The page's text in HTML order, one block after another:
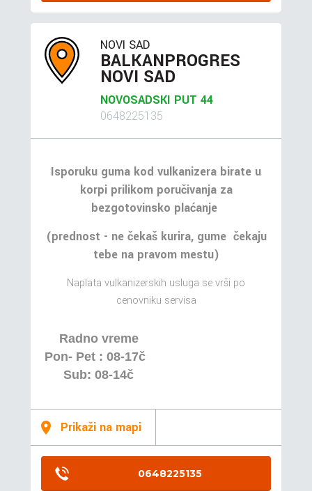
NOVI SAD
BALKANPROGRES
NOVI SAD
NOVOSADSKI PUT 44
0648225135
Isporuku guma kod vulkanizera birate u
korpi prilikom poručivanja za
bezgotovinsko plaćanje
(prednost - ne čekaš kurira, gume čekaju
tebe na pravom mestu)
Naplata vulkanizerskih usluga se vrši po
cenovniku servisa
Radno vreme
Pon- Pet : 08-17č
Sub: 08-14č
Prikaži na mapi
0648225135